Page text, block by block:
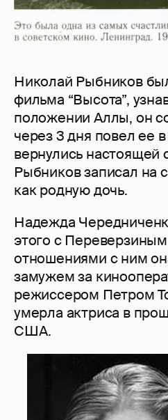
Николай Рыбников
фильма “Высота”,
положении Аллы, он
через 3 дня повел ее
вернулись настоящей
Рыбников записал на
как родную дочь.
Надежда
этого с
отношениями с ним
замужем за
режиссером Петром
умерла актриса в
США.